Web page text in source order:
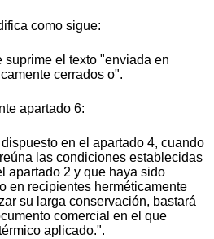
como sigue:
suprime el texto "enviada en
cerrados o".
apartado 6:
en el apartado 4, cuando
las condiciones establecidas
apartado 2 y que haya sido
en recipientes herméticamente
su larga conservación, bastará
comercial en el que
aplicado.".